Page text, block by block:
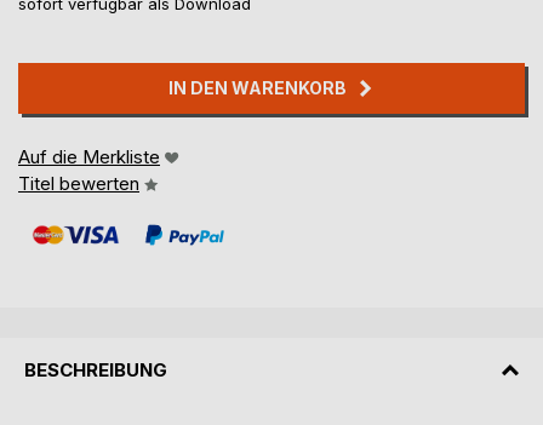
sofort verfügbar als Download
IN DEN WARENKORB
Auf die Merkliste
Titel bewerten
BESCHREIBUNG